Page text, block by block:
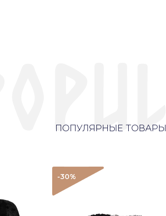
ПОПУЛЯРНЫЕ ТОВАРЫ
-30%